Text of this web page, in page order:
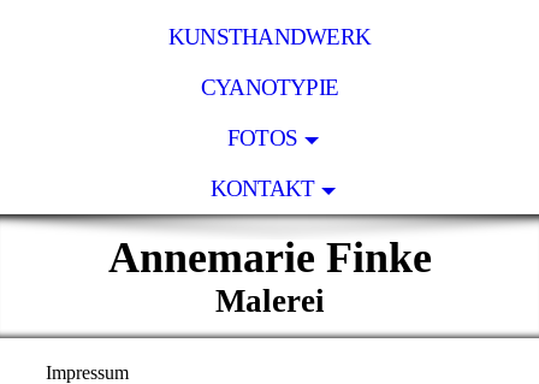
KUNSTHANDWERK
CYANOTYPIE
FOTOS
KONTAKT
Annemarie Finke
Malerei
Impressum